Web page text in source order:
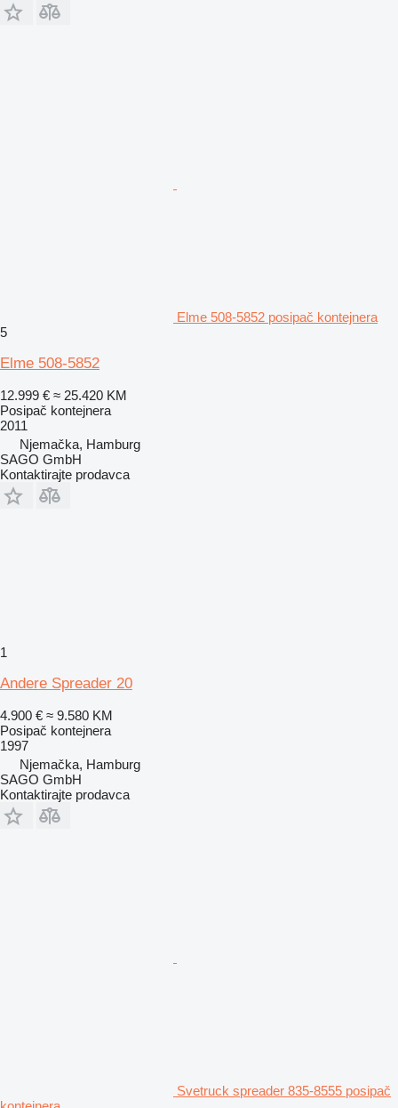
Elme 508-5852 posipač kontejnera
5
Elme 508-5852
12.999 € ≈ 25.420 KM
Posipač kontejnera
2011
Njemačka, Hamburg
SAGO GmbH
Kontaktirajte prodavca
1
Andere Spreader 20
4.900 € ≈ 9.580 KM
Posipač kontejnera
1997
Njemačka, Hamburg
SAGO GmbH
Kontaktirajte prodavca
Svetruck spreader 835-8555 posipač